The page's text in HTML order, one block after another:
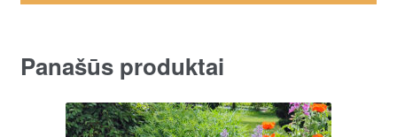
Panašūs produktai